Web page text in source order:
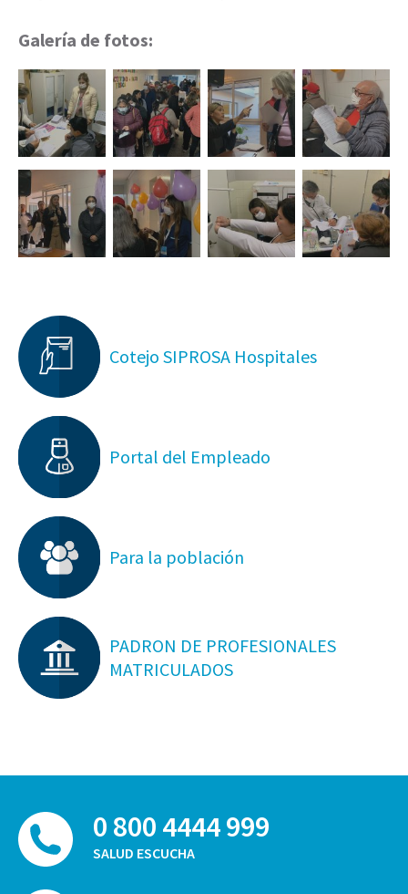
Galería de fotos:
Cotejo SIPROSA Hospitales
Portal del Empleado
Para la población
PADRON DE PROFESIONALES
MATRICULADOS
0 800 4444 999
SALUD ESCUCHA